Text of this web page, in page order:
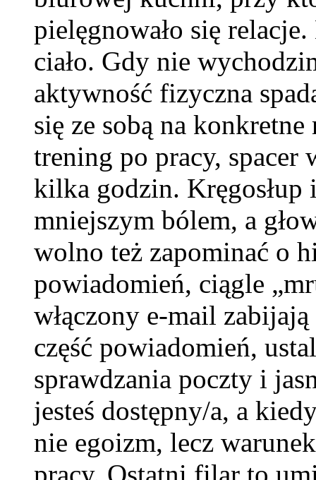
pielęgnowało się
ciało. Gdy nie
aktywność fizyczna
się ze sobą na
trening po pracy, spacer
kilka godzin. Kręgosłup
mniejszym bólem, a
wolno też zapominać o
powiadomień, ciągle
włączony e-mail zabijają
część powiadomień,
sprawdzania poczty i
jesteś dostępny/a, a
nie egoizm, lecz